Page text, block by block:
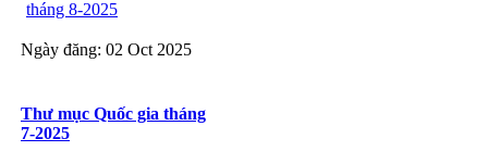
Ngày đăng: 02 Oct 2025
Thư mục Quốc gia tháng
7-2025